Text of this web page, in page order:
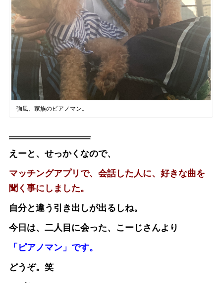
強風、家族のピアノマン。
えーと、せっかくなので、
マッチングアプリで、会話した人に、好きな曲を
聞く事にしました。
自分と違う引き出しが出るしね。
今日は、二人目に会った、こーじさんより
「ピアノマン」です。
どうぞ。笑